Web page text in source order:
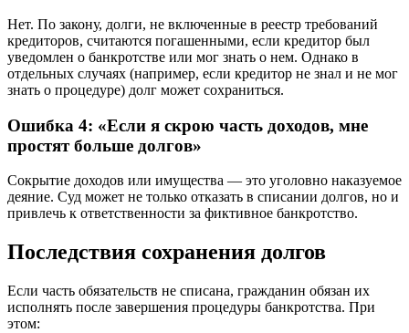
Нет. По закону, долги, не включенные в реестр требований
кредиторов, считаются погашенными, если кредитор был
уведомлен о банкротстве или мог знать о нем. Однако в
отдельных случаях (например, если кредитор не знал и не мог
знать о процедуре) долг может сохраниться.
Ошибка 4: «Если я скрою часть доходов, мне
простят больше долгов»
Сокрытие доходов или имущества — это уголовно наказуемое
деяние. Суд может не только отказать в списании долгов, но и
привлечь к ответственности за фиктивное банкротство.
Последствия сохранения долгов
Если часть обязательств не списана, гражданин обязан их
исполнять после завершения процедуры банкротства. При
этом: